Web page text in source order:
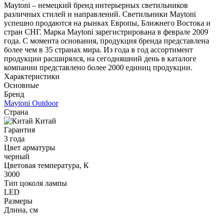
Maytoni – немецкий бренд интерьерных светильников
различных стилей и направлений. Светильники Maytoni
успешно продаются на рынках Европы, Ближнего Востока и
стран СНГ. Марка Maytoni зарегистрирована в феврале 2009
года. С момента основания, продукция бренда представлена
более чем в 35 странах мира. Из года в год ассортимент
продукции расширялся, на сегодняшний день в каталоге
компании представлено более 2000 единиц продукции.
Характеристики
Основные
Бренд
Maytoni Outdoor
Страна
Китай
Гарантия
3 года
Цвет арматуры
черный
Цветовая температура, К
3000
Тип цоколя лампы
LED
Размеры
Длина, см